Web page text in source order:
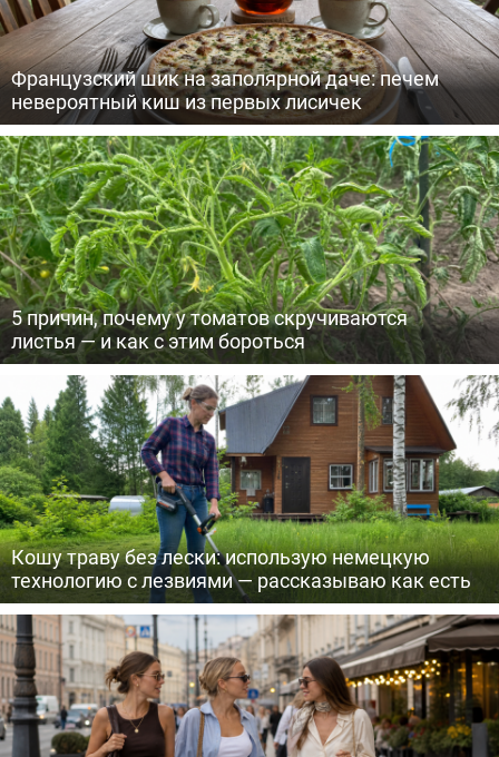
Французский шик на заполярной даче: печем
невероятный киш из первых лисичек
5 причин, почему у томатов скручиваются
листья — и как с этим бороться
Кошу траву без лески: использую немецкую
технологию с лезвиями — рассказываю как есть